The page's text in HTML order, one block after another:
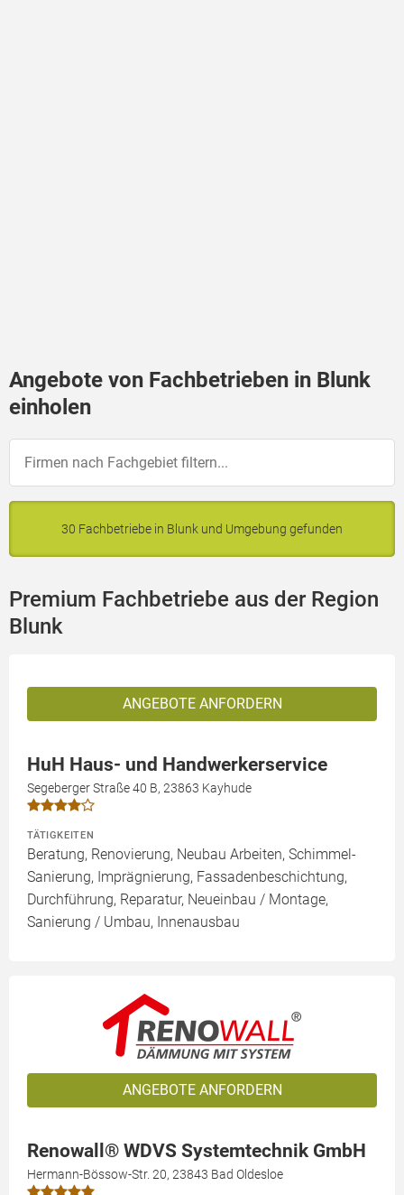
Angebote von Fachbetrieben in Blunk
einholen
30 Fachbetriebe in Blunk und Umgebung gefunden
Premium Fachbetriebe aus der Region
Blunk
ANGEBOTE ANFORDERN
HuH Haus- und Handwerkerservice
Segeberger Straße 40 B, 23863 Kayhude
TÄTIGKEITEN
Beratung, Renovierung, Neubau Arbeiten, Schimmel-
Sanierung, Imprägnierung, Fassadenbeschichtung,
Durchführung, Reparatur, Neueinbau / Montage,
Sanierung / Umbau, Innenausbau
ANGEBOTE ANFORDERN
Renowall® WDVS Systemtechnik GmbH
Hermann-Bössow-Str. 20, 23843 Bad Oldesloe